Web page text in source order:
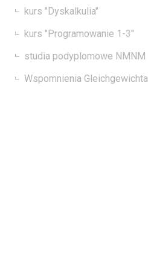
kurs "Dyskalkulia"
kurs "Programowanie 1-3"
studia podyplomowe NMNM
Wspomnienia Gleichgewichta